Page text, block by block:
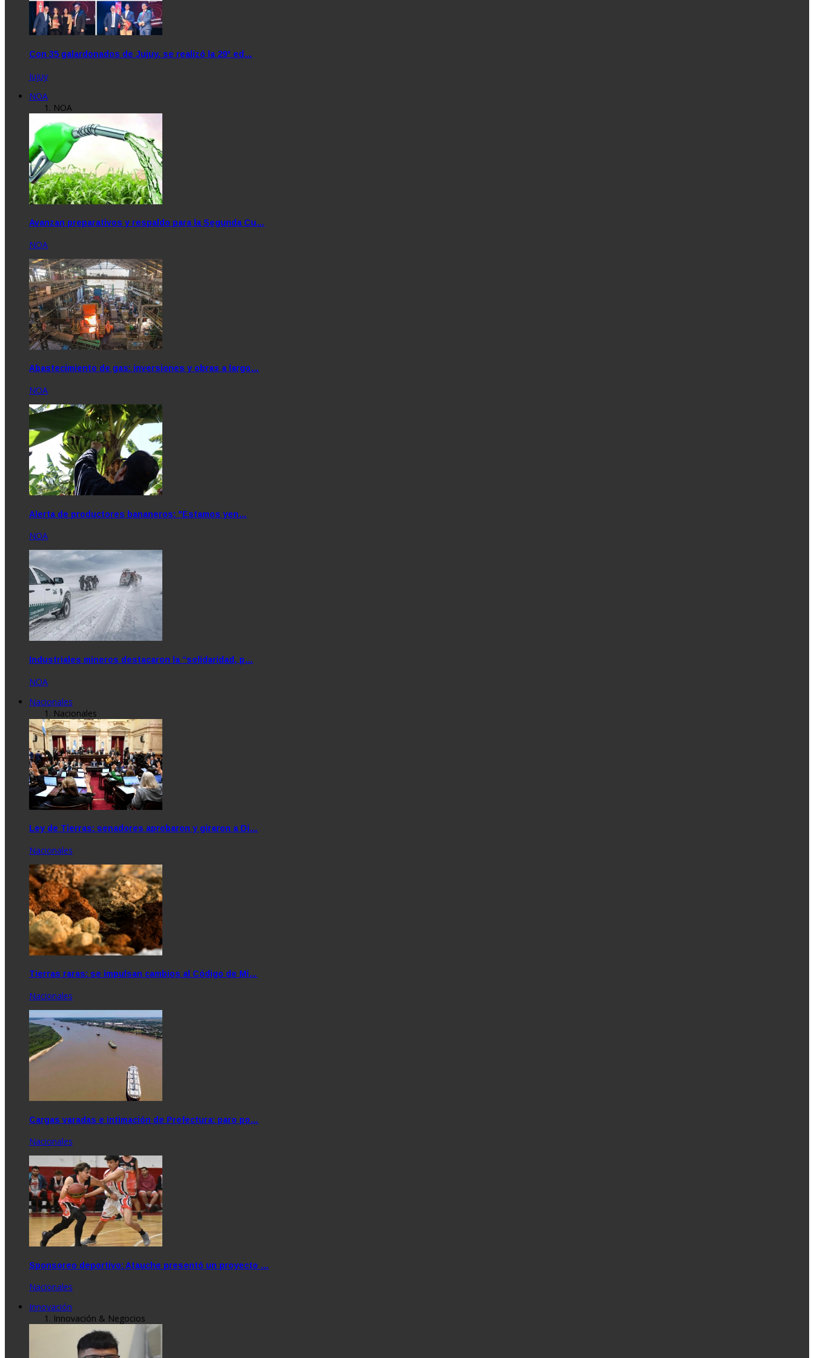
Con 35 galardonados de Jujuy, se realizó la 29° ed…
Jujuy
NOA
NOA
Avanzan preparativos y respaldo para la Segunda Cu…
NOA
Abastecimiento de gas: inversiones y obras a largo…
NOA
Alerta de productores bananeros: "Estamos yen…
NOA
Industriales mineros destacaron la “solidaridad, p…
NOA
Nacionales
Nacionales
Ley de Tierras: senadores aprobaron y giraron a Di…
Nacionales
Tierras raras: se impulsan cambios al Código de Mi…
Nacionales
Cargas varadas e intimación de Prefectura: paro po…
Nacionales
Sponsoreo deportivo: Atauche presentó un proyecto …
Nacionales
Innovación
Innovación & Negocios